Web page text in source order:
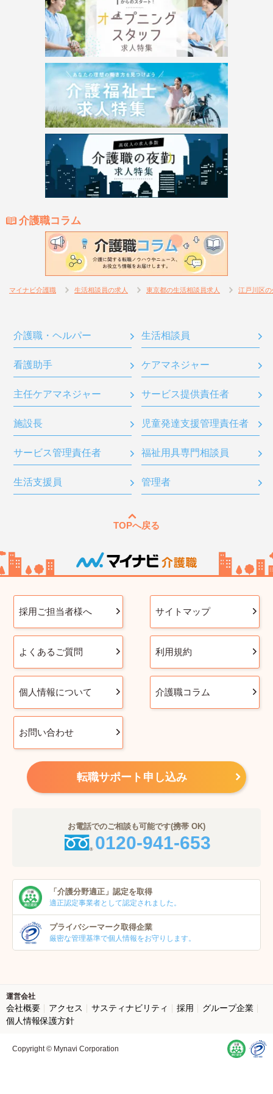
介護職コラム
マイナビ介護職 生活相談員の求人 東京都の生活相談員求人 江戸川区
介護職・ヘルパー 生活相談員
看護助手 ケアマネジャー
主任ケアマネジャー サービス提供責任者
施設長 児童発達支援管理責任者
サービス管理責任者 福祉用具専門相談員
生活支援員 管理者
TOPへ戻る
採用ご担当者様へ サイトマップ
よくあるご質問 利用規約
個人情報について 介護職コラム
お問い合わせ
転職サポート申し込み
お電話でのご相談も可能です(携帯 OK)
0120-941-653
「介護分野適正」 認定を取得
適正認定事業者として認定されました。
プライバシーマーク取得企業
厳密な管理基準で個人情報をお守りします。
運営会社
会社概要 アクセス サスティナビリティ 採用
グループ企業
個人情報保護方針
Copyright © Mynavi Corporation